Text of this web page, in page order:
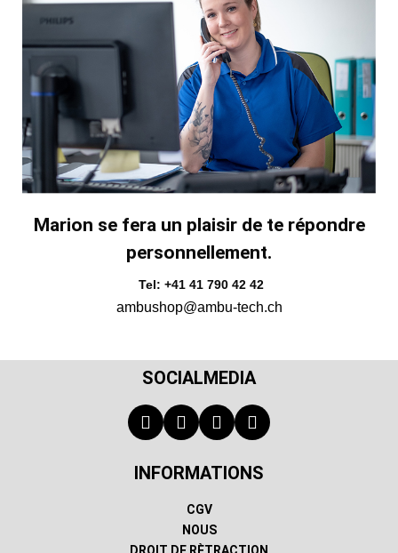
Marion se fera un plaisir de te répondre
personnellement.
Tel: +41 41 790 42 42
ambushop@ambu-tech.ch
SOCIALMEDIA
INFORMATIONS
CGV
NOUS